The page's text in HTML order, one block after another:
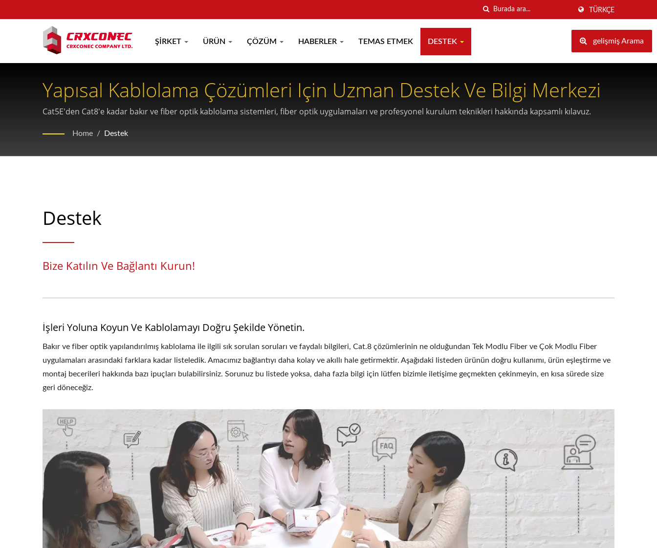
TÜRKÇE
ŞIRKET ÜRÜN ÇÖZÜM HABERLER TEMAS ETMEK DESTEK gelişmiş Arama
Yapısal Kablolama Çözümleri Için Uzman Destek Ve Bilgi Merkezi
Cat5E'den Cat8'e kadar bakır ve fiber optik kablolama sistemleri, fiber optik uygulamaları ve profesyonel kurulum teknikleri hakkında kapsamlı kılavuz.
Home / Destek
Destek
Bize Katılın Ve Bağlantı Kurun!
İşleri Yoluna Koyun Ve Kablolamayı Doğru Şekilde Yönetin.
Bakır ve fiber optik yapılandırılmış kablolama ile ilgili sık sorulan soruları ve faydalı bilgileri, Cat.8 çözümlerinin ne olduğundan Tek Modlu Fiber ve Çok Modlu Fiber
uygulamaları arasındaki farklara kadar listeledik. Amacımız bağlantıyı daha kolay ve akıllı hale getirmektir. Aşağıdaki listeden ürünün doğru kullanımı, ürün eşleştirme ve
montaj becerileri hakkında bazı ipuçları bulabilirsiniz. Sorunuz bu listede yoksa, daha fazla bilgi için lütfen bizimle iletişime geçmekten çekinmeyin, en kısa sürede size
geri döneceğiz.